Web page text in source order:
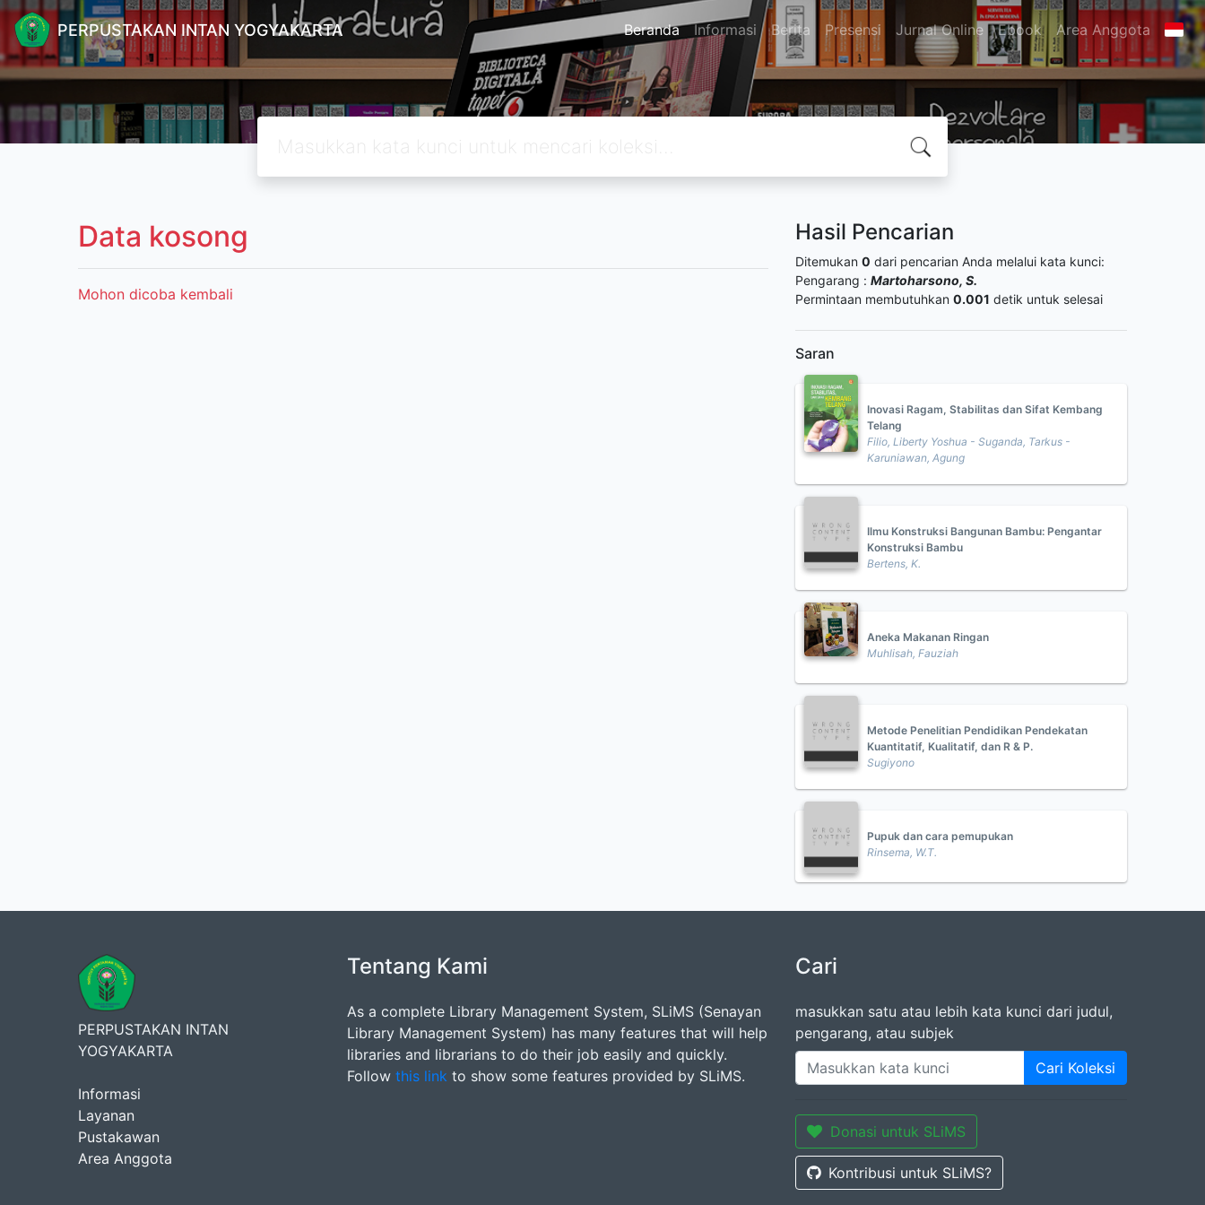
PERPUSTAKAN INTAN YOGYAKARTA Beranda Informasi Berita Presensi Jurnal Online Ebook Area Anggota
Data kosong
Mohon dicoba kembali
Hasil Pencarian
Ditemukan 0 dari pencarian Anda melalui kata kunci:
Pengarang : Martoharsono, S.
Permintaan membutuhkan 0.001 detik untuk selesai
Saran
Inovasi Ragam, Stabilitas dan Sifat Kembang
Telang
Filio, Liberty Yoshua - Suganda, Tarkus -
Karuniawan, Agung
Ilmu Konstruksi Bangunan Bambu: Pengantar
Konstruksi Bambu
Bertens, K.
Aneka Makanan Ringan
Muhlisah, Fauziah
Metode Penelitian Pendidikan Pendekatan
Kuantitatif, Kualitatif, dan R & P.
Sugiyono
Pupuk dan cara pemupukan
Rinsema, W.T.
PERPUSTAKAN INTAN
YOGYAKARTA
Informasi
Layanan
Pustakawan
Area Anggota
Tentang Kami
As a complete Library Management System, SLiMS (Senayan
Library Management System) has many features that will help
libraries and librarians to do their job easily and quickly.
Follow this link to show some features provided by SLiMS.
Cari
masukkan satu atau lebih kata kunci dari judul,
pengarang, atau subjek
Cari Koleksi
Donasi untuk SLiMS
Kontribusi untuk SLiMS?